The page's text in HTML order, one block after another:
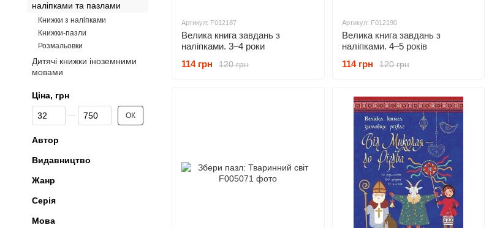
Артикул: F012187
Велика книга завдань з
наліпками. 3–4 роки
120 грн
114 грн
Артикул: F012190
Велика книга завдань з
наліпками. 4–5 років
120 грн
114 грн
наліпками та пазлами
Книжки з наліпками
Книжки-пазли
Розмальовки
Дитячі книжки іноземними
мовами
Ціна, грн
Від Ціна, грн
До Ціна, грн ОК
Автор
Видавництво
Жанр
Серія
Мова